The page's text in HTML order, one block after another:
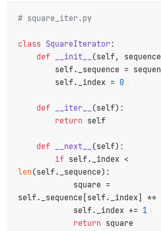
# square_iter.py
class SquareIterator :
def
__init__ (self, sequence
        self._index =
0
def __iter__ (self):
return self
def __next__ (self):
if
len(self._sequence):
self._sequence[self._index] **
            self._index +=
1
return square